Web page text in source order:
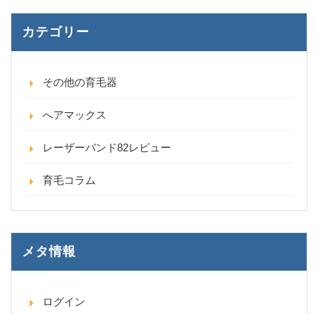
カテゴリー
その他の育毛器
へアマックス
レーザーバンド82レビュー
育毛コラム
メタ情報
ログイン